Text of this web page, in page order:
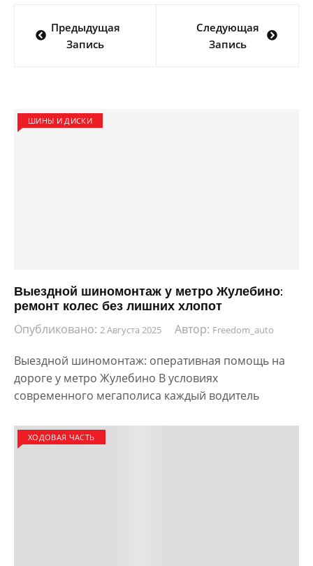
по
Предыдущая
Запись
Следующая
Запись
ШИНЫ И ДИСКИ
Выездной шиномонтаж у метро Жулебино:
ремонт колес без лишних хлопот
Опубликовано: 2 Августа 2025 Автор: Freedom_auto
Выездной шиномонтаж: оперативная помощь на
дороге у метро Жулебино В условиях
современного мегаполиса каждый водитель
ХОДОВАЯ ЧАСТЬ